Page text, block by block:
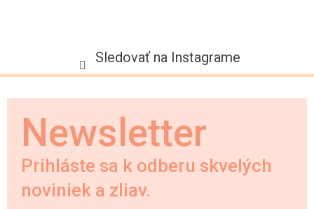
Sledovať na Instagrame
Newsletter
Prihláste sa k odberu skvelých
noviniek a zliav.